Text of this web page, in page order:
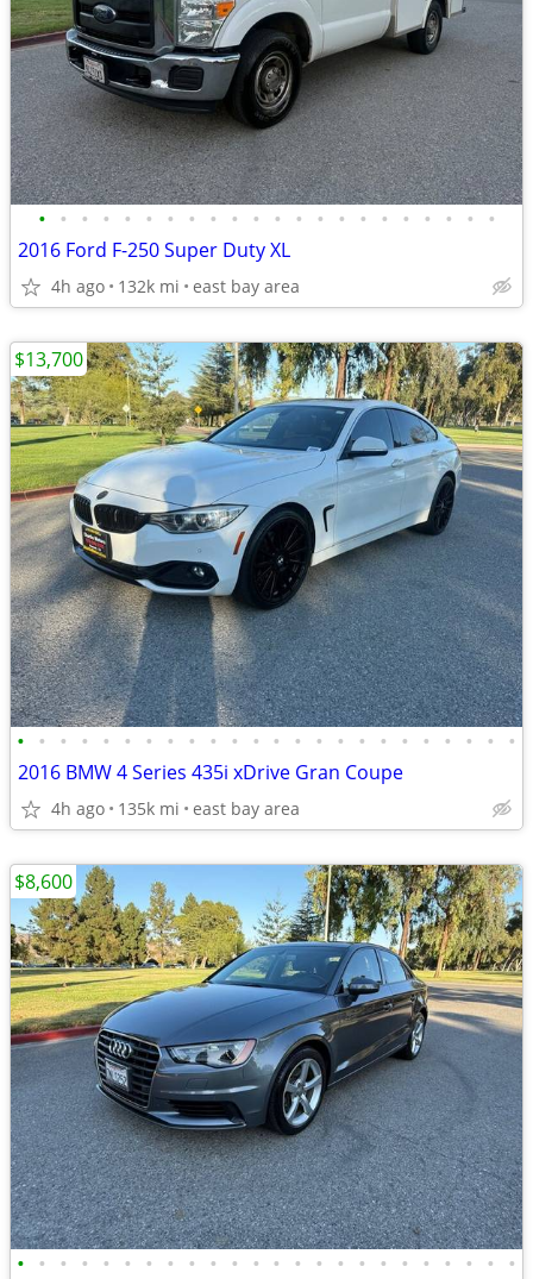
• • • • • • • • • • • • • • • • • • • • • •
2016 Ford F-250 Super Duty XL
4h ago 132k mi east bay area
• • • • • • • • • • • • • • • • • • • • • • • •
2016 BMW 4 Series 435i xDrive Gran Coupe
4h ago 135k mi east bay area
$13,700
• • • • • • • • • • • • • • • • • • • • • • • •
$8,600